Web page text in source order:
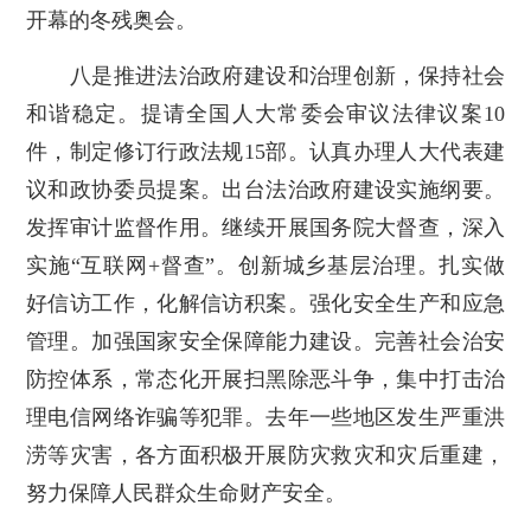
开幕的冬残奥会。
八是推进法治政府建设和治理创新，保持社会
和谐稳定。提请全国人大常委会审议法律议案10
件，制定修订行政法规15部。认真办理人大代表建
议和政协委员提案。出台法治政府建设实施纲要。
发挥审计监督作用。继续开展国务院大督查，深入
实施“互联网+督查”。创新城乡基层治理。扎实做
好信访工作，化解信访积案。强化安全生产和应急
管理。加强国家安全保障能力建设。完善社会治安
防控体系，常态化开展扫黑除恶斗争，集中打击治
理电信网络诈骗等犯罪。去年一些地区发生严重洪
涝等灾害，各方面积极开展防灾救灾和灾后重建，
努力保障人民群众生命财产安全。